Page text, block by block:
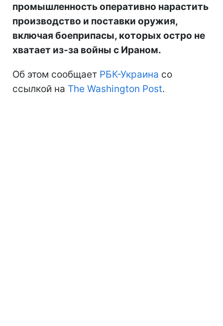
промышленность оперативно нарастить
производство и поставки оружия,
включая боеприпасы, которых остро не
хватает из-за войны с Ираном.
Об этом сообщает РБК-Украина со
ссылкой на The Washington Post.